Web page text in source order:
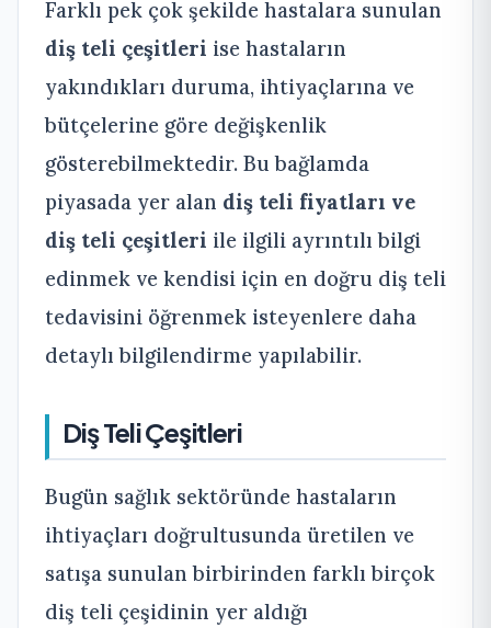
Farklı pek çok şekilde hastalara sunulan
diş teli çeşitleri ise hastaların
yakındıkları duruma, ihtiyaçlarına ve
bütçelerine göre değişkenlik
gösterebilmektedir. Bu bağlamda
piyasada yer alan diş teli fiyatları ve
diş teli çeşitleri ile ilgili ayrıntılı bilgi
edinmek ve kendisi için en doğru diş teli
tedavisini öğrenmek isteyenlere daha
detaylı bilgilendirme yapılabilir.
Diş Teli Çeşitleri
Bugün sağlık sektöründe hastaların
ihtiyaçları doğrultusunda üretilen ve
satışa sunulan birbirinden farklı birçok
diş teli çeşidinin yer aldığı